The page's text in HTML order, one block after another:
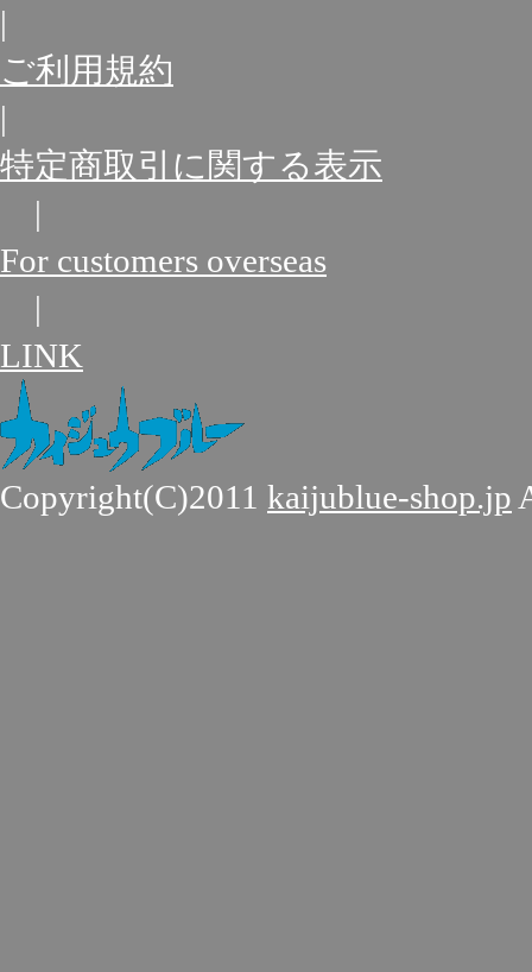
|
ご利用規約
|
特定商取引に関する表示
|
For customers overseas
|
LINK
Copyright(C)2011 kaijublue-shop.jp